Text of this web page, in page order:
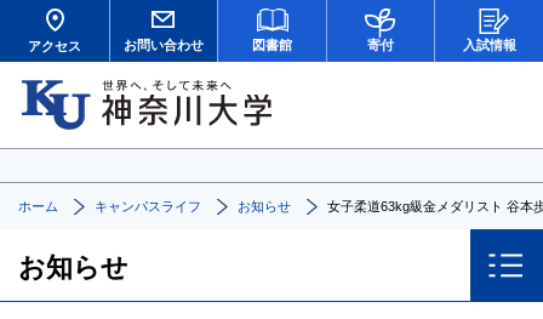
アクセス お問い合わせ 図書館 寄付 入試情報
ホーム キャンパスライフ お知らせ 女子柔道63kg級金メダリスト 谷本
お知らせ